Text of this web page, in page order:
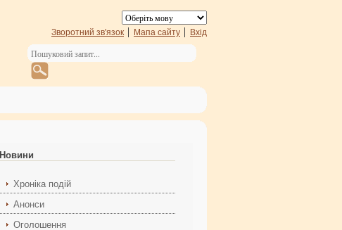
Зворотний зв'язок Мапа сайту Вхід
Новини
Хроніка подій
Анонси
Оголошення